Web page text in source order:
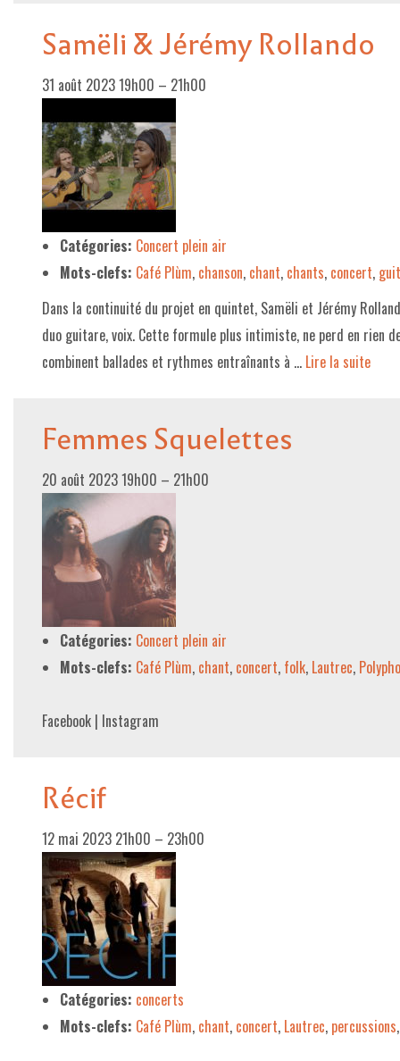
Samëli & Jérémy Rollando
31 août 2023 19h00 – 21h00
Catégories: Concert plein air
Mots-clefs: Café Plùm, chanson, chant, chants, concert,
Dans la continuité du projet en quintet, Samëli et Jérémy
duo guitare, voix. Cette formule plus intimiste, ne perd en rien
combinent ballades et rythmes entraînants à … Lire la suite­­
Femmes Squelettes
20 août 2023 19h00 – 21h00
Catégories: Concert plein air
Mots-clefs: Café Plùm, chant, concert, folk, Lautrec,
Facebook | Instagram
Récif
12 mai 2023 21h00 – 23h00
Catégories: concerts
Mots-clefs: Café Plùm, chant, concert, Lautrec, percussions